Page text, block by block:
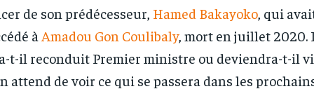
de son prédécesseur, Hamed Bakayoko, qui
à Amadou Gon Coulibaly, mort en juillet 2020.
t-il reconduit Premier ministre ou deviendra-t-il
attend de voir ce qui se passera dans les